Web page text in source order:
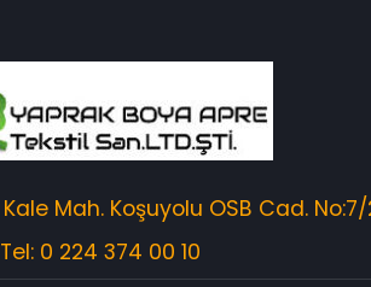
Mah. Koşuyolu OSB Cad. No:7/
Tel: 0 224 374 00 10